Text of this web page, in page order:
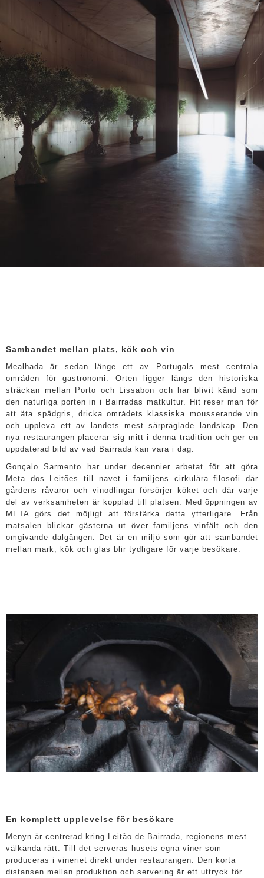
Sambandet mellan plats, kök och vin
Mealhada är sedan länge ett av Portugals mest centrala
områden för gastronomi. Orten ligger längs den historiska
sträckan mellan Porto och Lissabon och har blivit känd som
den naturliga porten in i Bairradas matkultur. Hit reser man för
att äta spädgris, dricka områdets klassiska mousserande vin
och uppleva ett av landets mest särpräglade landskap. Den
nya restaurangen placerar sig mitt i denna tradition och ger en
uppdaterad bild av vad Bairrada kan vara i dag.
Gonçalo Sarmento har under decennier arbetat för att göra
Meta dos Leitões till navet i familjens cirkulära filosofi där
gårdens råvaror och vinodlingar försörjer köket och där varje
del av verksamheten är kopplad till platsen. Med öppningen av
META görs det möjligt att förstärka detta ytterligare. Från
matsalen blickar gästerna ut över familjens vinfält och den
omgivande dalgången. Det är en miljö som gör att sambandet
mellan mark, kök och glas blir tydligare för varje besökare.
En komplett upplevelse för besökare
Menyn är centrerad kring Leitão de Bairrada, regionens mest
välkända rätt. Till det serveras husets egna viner som
produceras i vineriet direkt under restaurangen. Den korta
distansen mellan produktion och servering är ett uttryck för